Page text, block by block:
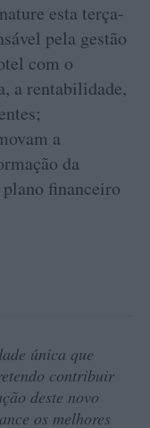
esta terça-
pela gestão
com o
a rentabilidade,
a
da
financeiro
única que
contribuir
deste novo
os melhores